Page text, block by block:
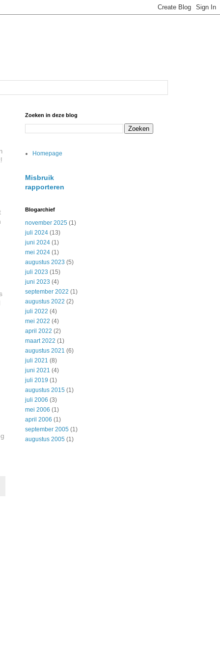
Zoeken in deze blog
Homepage
Misbruik
rapporteren
Blogarchief
november 2025(1)
juli 2024(13)
juni 2024(1)
mei 2024(1)
augustus 2023 (5)
juli 2023 (15)
juni 2023 (4)
september 2022 (1)
augustus 2022 (2)
juli 2022 (4)
mei 2022 (4)
april 2022 (2)
maart 2022 (1)
augustus 2021 (6)
juli 2021 (8)
juni 2021 (4)
juli 2019 (1)
augustus 2015(1)
juli 2006 (3)
mei 2006 (1)
april 2006 (1)
september 2005(1)
augustus 2005(1)